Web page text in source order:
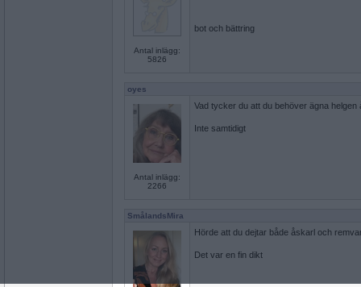
Antal inlägg:
5826
bot och bättring
oyes
Antal inlägg:
2266
Vad tycker du att du behöver ägna helgen
Inte samtidigt
SmålandsMira
Hörde att du dejtar både åskarl och
Det var en fin dikt